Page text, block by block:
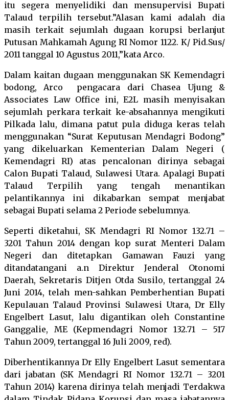
itu segera menyelidiki dan mensupervisi Bupati
Talaud terpilih tersebut.”Alasan kami adalah dia
masih terkait sejumlah dugaan korupsi berlanjut
Putusan Mahkamah Agung RI Nomor 1122. K/ Pid.Sus/
2011 tanggal 10 Agustus 2011,”kata Arco.
Dalam kaitan dugaan menggunakan SK Kemendagri
bodong, Arco pengacara dari Chasea Ujung &
Associates Law Office ini, E2L masih menyisakan
sejumlah perkara terkait ke-absahannya mengikuti
Pilkada lalu, dimana patut pula diduga keras telah
menggunakan “Surat Keputusan Mendagri Bodong”
yang dikeluarkan Kementerian Dalam Negeri (
Kemendagri RI) atas pencalonan dirinya sebagai
Calon Bupati Talaud, Sulawesi Utara. Apalagi Bupati
Talaud Terpilih yang tengah menantikan
pelantikannya ini dikabarkan sempat menjabat
sebagai Bupati selama 2 Periode sebelumnya.
Seperti diketahui, SK Mendagri RI Nomor 132.71 –
3201 Tahun 2014 dengan kop surat Menteri Dalam
Negeri dan ditetapkan Gamawan Fauzi yang
ditandatangani a.n Direktur Jenderal Otonomi
Daerah, Sekretaris Ditjen Otda Susilo, tertanggal 24
Juni 2014, telah men-sahkan Pemberhentian Bupati
Kepulauan Talaud Provinsi Sulawesi Utara, Dr Elly
Engelbert Lasut, lalu digantikan oleh Constantine
Ganggalie, ME (Kepmendagri Nomor 132.71 – 517
Tahun 2009, tertanggal 16 Juli 2009, red).
Diberhentikannya Dr Elly Engelbert Lasut sementara
dari jabatan (SK Mendagri RI Nomor 132.71 – 3201
Tahun 2014) karena dirinya telah menjadi Terdakwa